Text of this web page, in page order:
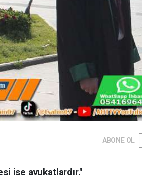
ABONE OL
ise avukatlardır."